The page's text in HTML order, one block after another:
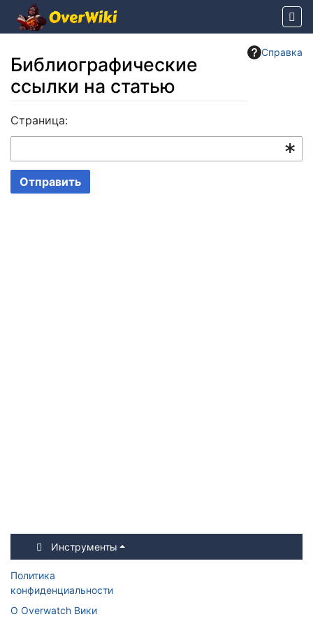
Справка
Библиографические
ссылки на статью
Перейти к:
Страница:
Отправить
Инструменты
Политика
конфиденциальности
О Overwatch Вики